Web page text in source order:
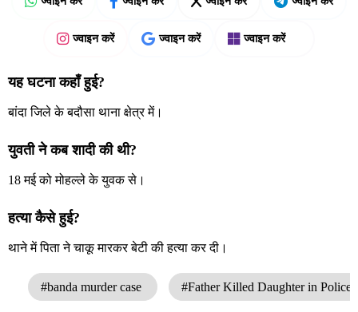
ज्वाइन करें ज्वाइन करें ज्वाइन करें
यह घटना कहाँ हुई?
बांदा जिले के बदौसा थाना क्षेत्र में।
युवती ने कब शादी की थी?
18 मई को मोहल्ले के युवक से।
हत्या कैसे हुई?
थाने में पिता ने चाकू मारकर बेटी की हत्या कर दी।
#banda murder case #Father Killed Daughter in Police